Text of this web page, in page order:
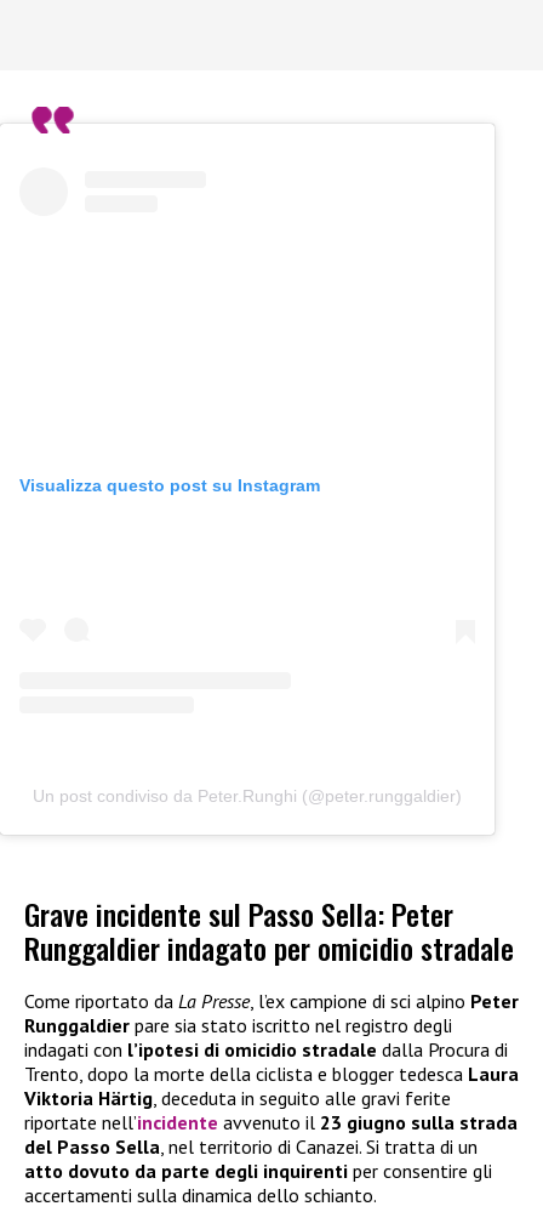
Visualizza questo post su Instagram
Un post condiviso da Peter.Runghi (@peter.runggaldier)
Grave incidente sul Passo Sella: Peter
Runggaldier indagato per omicidio stradale
Come riportato da La Presse, l’ex campione di sci alpino Peter
Runggaldier pare sia stato iscritto nel registro degli
indagati con l’ipotesi di omicidio stradale dalla Procura di
Trento, dopo la morte della ciclista e blogger tedesca Laura
Viktoria Härtig , deceduta in seguito alle gravi ferite
riportate nell’incidente avvenuto il 23 giugno sulla strada
del Passo Sella , nel territorio di Canazei. Si tratta di un
atto dovuto da parte degli inquirenti per consentire gli
accertamenti sulla dinamica dello schianto.